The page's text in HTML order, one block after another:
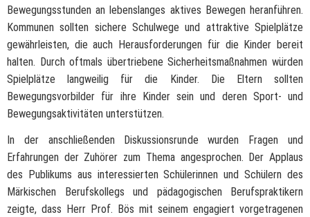
Bewegungsstunden an lebenslanges aktives Bewegen heranführen.
Kommunen sollten sichere Schulwege und attraktive Spielplätze
gewährleisten, die auch Herausforderungen für die Kinder bereit
halten. Durch oftmals übertriebene Sicherheitsmaßnahmen würden
Spielplätze langweilig für die Kinder. Die Eltern sollten
Bewegungsvorbilder für ihre Kinder sein und deren Sport- und
Bewegungsaktivitäten unterstützen.
In der anschließenden Diskussionsrunde wurden Fragen und
Erfahrungen der Zuhörer zum Thema angesprochen. Der Applaus
des Publikums aus interessierten Schülerinnen und Schülern des
Märkischen Berufskollegs und pädagogischen Berufspraktikern
zeigte, dass Herr Prof. Bös mit seinem engagiert vorgetragenen